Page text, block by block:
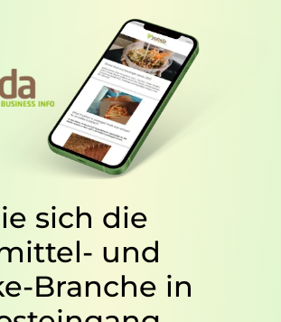
sich die
und
Branche in